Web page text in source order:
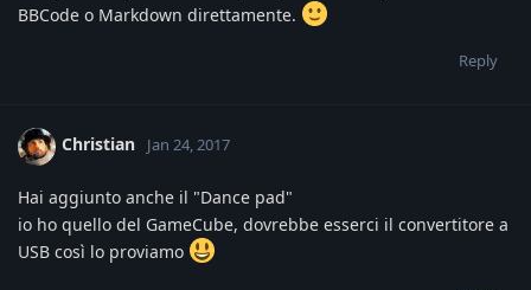
BBCode o Markdown direttamente.
Reply
Christian Jan 24, 2017
Hai aggiunto anche il "Dance pad"
io ho quello del GameCube, dovrebbe esserci il convertitore a
USB così lo proviamo